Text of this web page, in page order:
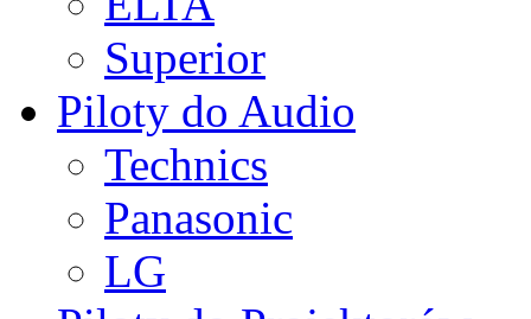
Superior
Piloty do Audio
Technics
Panasonic
LG